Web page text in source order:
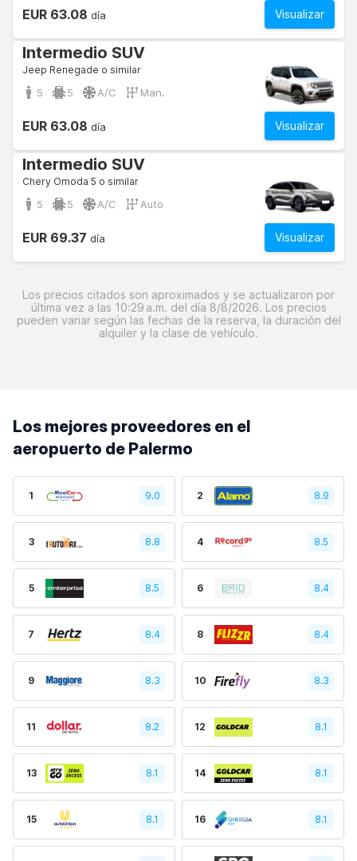
Visualizar
EUR 63.08 día
Intermedio SUV
Jeep Renegade o similar
5 5 A/C Man.
Visualizar
EUR 63.08 día
Intermedio SUV
Chery Omoda 5 o similar
5 5 A/C Auto
Visualizar
EUR 69.37 día
Los precios citados son aproximados y se actualizaron por
última vez a las 10:29 a.m. del día 8/8/2026. Los precios
pueden variar según las fechas de la reserva, la duración del
alquiler y la clase de vehículo.
Los mejores proveedores en el
aeropuerto de Palermo
1 9.0 2 8.9
3 8.8 4 8.5
5 8.5 6 8.4
7 8.4 8 8.4
9 8.3 10 8.3
11 8.2 12 8.1
13 8.1 14 8.1
15 8.1 16 8.1